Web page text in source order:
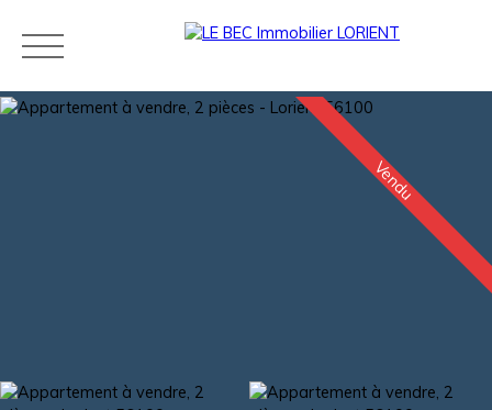
Contact Estimation
Vendu